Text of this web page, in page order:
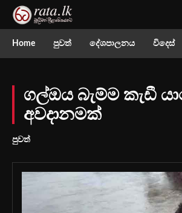
Home පුවත් දේශපාලනය විදෙස්
ගල්ඔය බැම්ම කැඩී
අවදානමක්
පුවත්